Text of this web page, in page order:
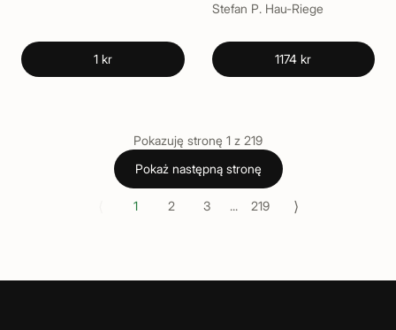
1 kr
Stefan P. Hau-Riege
1174 kr
Pokazuję stronę 1 z 219
Pokaż następną stronę
1 2 3 ... 219 ⟩